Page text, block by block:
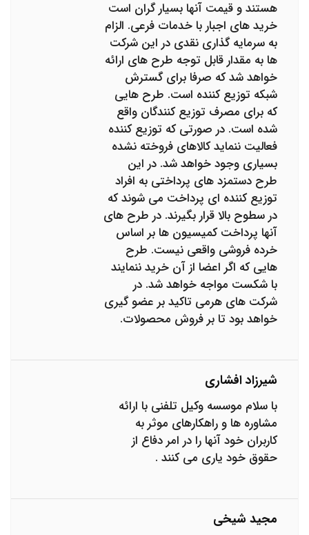
هستند و قیمت آنها بسیار گران است
خرید های اجبار با خدمات فرعی. الزام
به سرمایه گذاری نقدی در این شرکت
ها به مقدار قابل توجه طرح های ارائه
خواهد شد که صرفا برای گسترش
شبکه توزیع کننده است. طرح هایی
که برای مصرف توزیع کنندگان واقع
شده است. در صورتی که توزیع کننده
فعالیت ننماید کالاهای فروخته نشده
بسیاری وجود خواهد شد. در این
طرح دستمزد های پرداختی به افراد
توزیع کننده ای پرداخت می شوند که
در سطوح بالا قرار بگیرند. در طرح های
آنها پرداخت کمیسیون ها بر اساس
خرده فروشی واقعی نیست. طرح
هایی که اگر اعضا از آن خرید ننمایند
با شکست مواجه خواهد شد. در
شرکت های هرمی تاکید بر عضو گیری
خواهد بود تا بر فروش محصولات.
شیرزاد افشاری
با سلام موسسه وکیل تلفنی با ارائه
مشاوره ها و راهکارهای موثر به
کاربران خود آنها را در امر دفاع از
حقوق خود یاری می کنند .
مجید شیخی